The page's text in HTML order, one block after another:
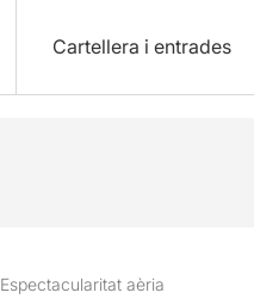
Cartellera i entrades
Espectacularitat aèria